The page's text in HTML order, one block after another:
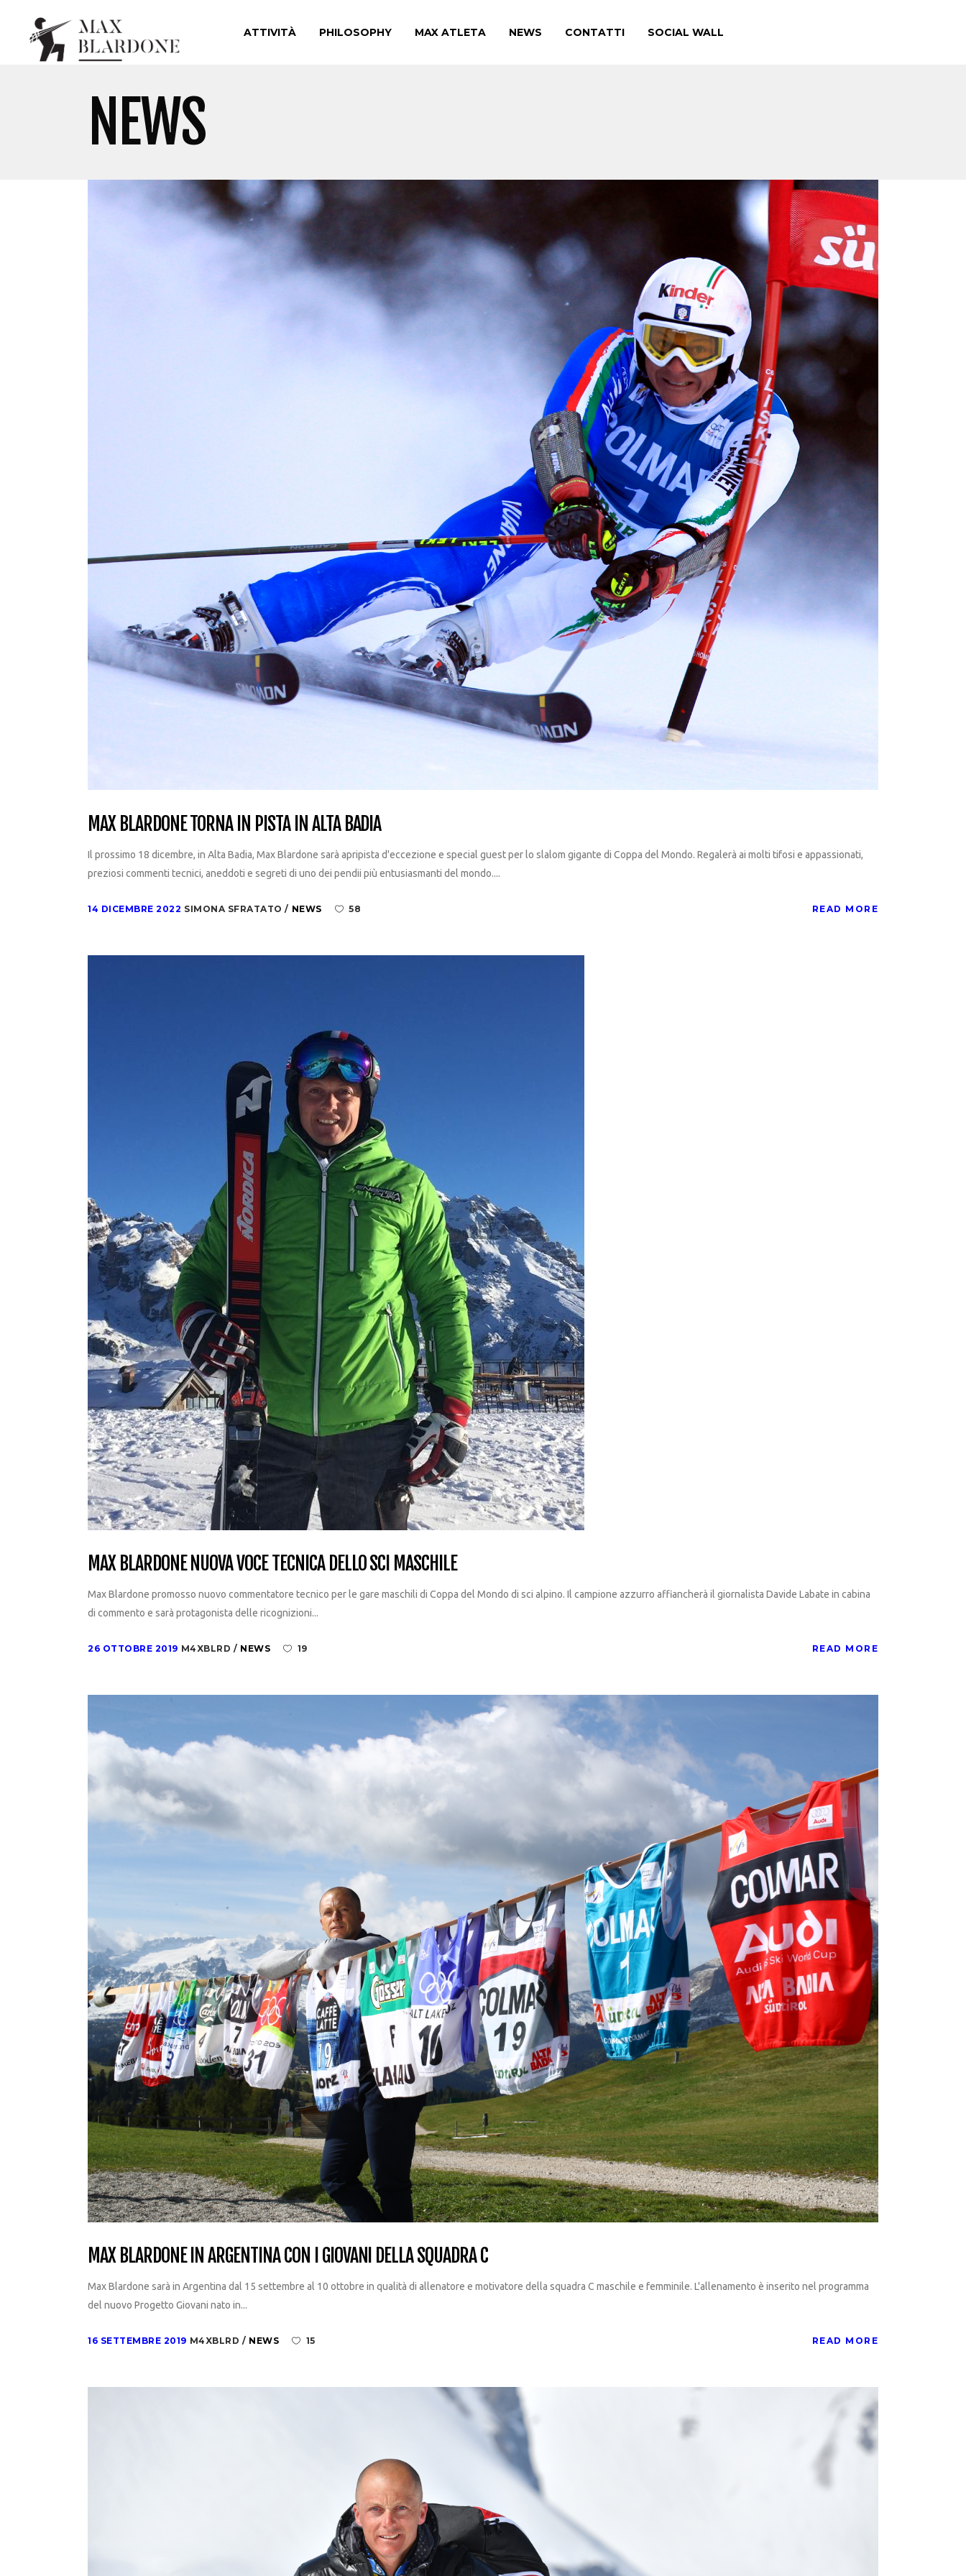
ATTIVITÀ PHILOSOPHY MAX ATLETA NEWS CONTATTI SOCIAL WALL
NEWS
MAX BLARDONE TORNA IN PISTA IN ALTA BADIA
Il prossimo 18 dicembre, in Alta Badia, Max Blardone sarà apripista d'eccezione e special guest per lo slalom gigante di Coppa del Mondo. Regalerà ai molti tifosi e appassionati,
preziosi commenti tecnici, aneddoti e segreti di uno dei pendii più entusiasmanti del mondo....
14 DICEMBRE 2022 SIMONA SFRATATO NEWS 58 READ MORE
MAX BLARDONE NUOVA VOCE TECNICA DELLO SCI MASCHILE
Max Blardone promosso nuovo commentatore tecnico per le gare maschili di Coppa del Mondo di sci alpino. Il campione azzurro affiancherà il giornalista Davide Labate in cabina
di commento e sarà protagonista delle ricognizioni...
26 OTTOBRE 2019 M4XBLRD NEWS 19 READ MORE
MAX BLARDONE IN ARGENTINA CON I GIOVANI DELLA SQUADRA C
Max Blardone sarà in Argentina dal 15 settembre al 10 ottobre in qualità di allenatore e motivatore della squadra C maschile e femminile. L'allenamento è inserito nel programma
del nuovo Progetto Giovani nato in...
16 SETTEMBRE 2019 M4XBLRD NEWS 15 READ MORE